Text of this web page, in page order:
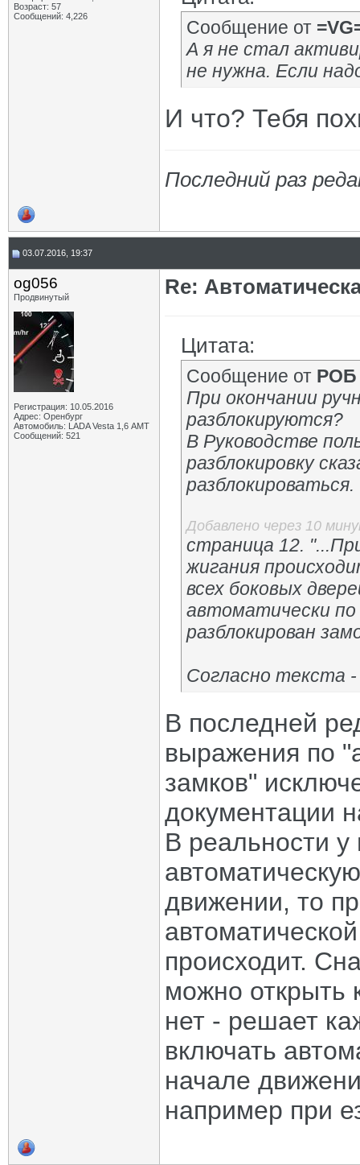
Возраст: 57
Сообщений: 4,226
Сообщение от
А я не стал
не нужна. Если
И что? Тебя
Последний раз
03.07.2016, 19:37
og056
Продвинутый
Регистрация: 10.05.2016
Адрес: Оренбург
Автомобиль: LADA Vesta 1,6 АМТ
Сообщений: 521
Re:
Цитата:
Сообщение от РОБ
При окончании
разблокируются?
В Руководстве
разблокировку
разблокироваться.
Добавлено через 10
страница 12.
жигания
всех боковых
автоматически
разблокирован
Согласно текста
В последней
выражения по
замков"
документации
В реальности
движении, то
происходит.
можно открыть
нет - решает
включать
начале
например при